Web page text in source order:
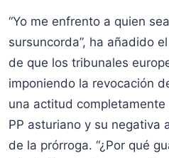
“Yo me enfrento a quien
sursuncorda”, ha añadido
de que los tribunales
imponiendo la revocación
una actitud
PP asturiano y su negativa
de la prórroga. “¿Por qué